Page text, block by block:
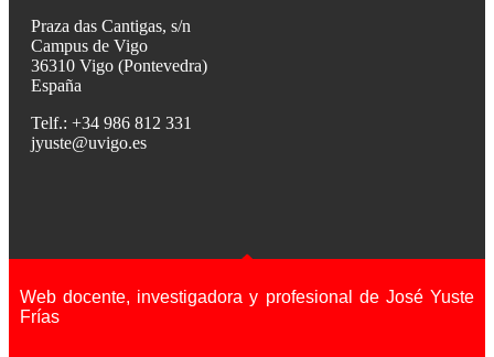
Praza das Cantigas, s/n
Campus de Vigo
36310 Vigo (Pontevedra)
España
Telf.: +34 986 812 331
jyuste@uvigo.es
Web docente, investigadora y profesional de José Yuste
Frías